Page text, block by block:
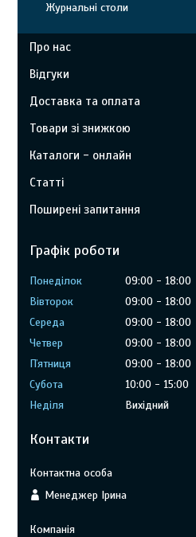
Журнальні столи
Про нас
Відгуки
Доставка та оплата
Товари зі знижкою
Каталоги - онлайн
Статті
Поширені запитання
Графік роботи
Понеділок 09:00
18:00
Вівторок
09:00
18:00
Середа
09:00
18:00
Четвер
09:00
18:00
Пʼятниця
09:00
18:00
Субота
10:00
15:00
Неділя
Вихідний
Контакти
Менеджер Ірина